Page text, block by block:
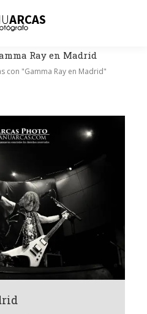
Ray en Madrid
con "Gamma Ray en Madrid"